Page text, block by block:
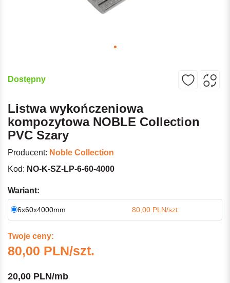
Dostępny
Listwa wykończeniowa
kompozytowa NOBLE Collection
PVC Szary
Producent: Noble Collection
Kod: NO-K-SZ-LP-6-60-4000
Wariant:
6x60x4000mm 80,00 PLN/szt.
Twoje ceny:
80,00 PLN/szt.
20,00 PLN/mb